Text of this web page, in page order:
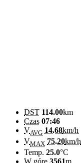
DST 114.00km
Czas 07:46
VAVG 14.68km/h
VMAX 75.20km/h
Temp. 25.0°C